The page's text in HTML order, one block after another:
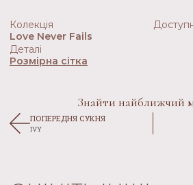
Колекція
Love Never Fails
Деталі
Розмірна сітка
Знайти найближчий
ПОПЕРЕДНЯ СУКНЯ
IVY